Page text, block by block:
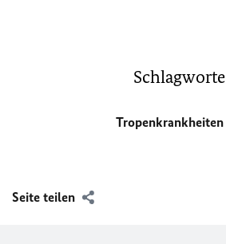
Schlagworte
Tropenkrankheiten
Seite teilen